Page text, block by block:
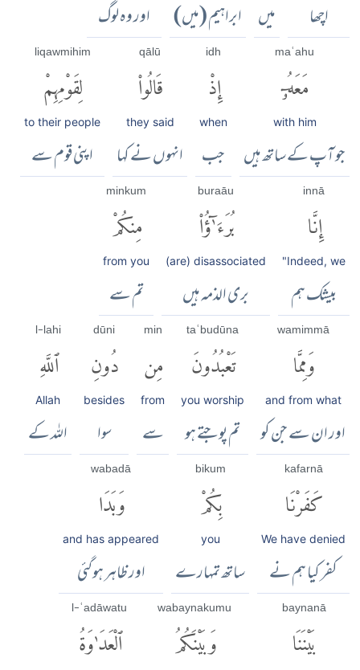
اچھا میں ابراہیم (میں) اور وہ لوگ
maʿahu
مَعَهُۥٓ
with him
جو آپ کے ساتھ ہیں
idh
إِذْ
when
جب
qālū
قَالُوا۟
they said
انہوں نے کہا
liqawmihim
لِقَوْمِهِمْ
to their people
اپنی قوم سے
innā
إِنَّا
"Indeed, we
بیشک ہم
buraāu
بُرَءَٰٓؤُا۟
(are) disassociated
بری الذمہ ہیں
minkum
مِنكُمْ
from you
تم سے
wamimmā
وَمِمَّا
and from what
اور ان سے جن کو
taʿbudūna
تَعْبُدُونَ
you worship
تم پوجتے ہو
min
مِن
from
سے
dūni
دُونِ
besides
سوا
l-lahi
ٱللَّهِ
Allah
اللہ کے
kafarnā
كَفَرْنَا
We have denied
کفر کیا ہم نے
bikum
بِكُمْ
you
ساتھ تمہارے
wabadā
وَبَدَا
and has appeared
اور ظاہر ہوگئی
baynanā
بَيْنَنَا
wabaynakumu
وَبَيْنَكُمُ
l-ʿadāwatu
ٱلْعَدَٰوَةُ